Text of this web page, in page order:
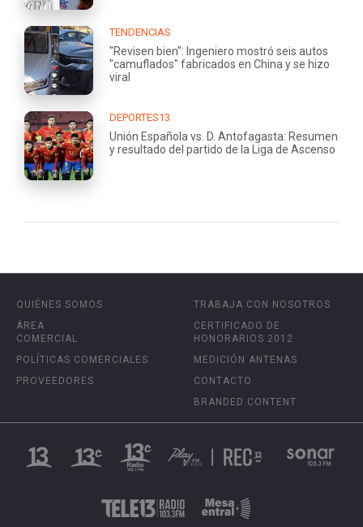
TENDENCIAS
"Revisen bien": Ingeniero mostró seis autos
"camuflados" fabricados en China y se hizo
viral
DEPORTES13
Unión Española vs. D. Antofagasta: Resumen
y resultado del partido de la Liga de Ascenso
QUIÉNES SOMOS
ÁREA
COMERCIAL
POLÍTICAS COMERCIALES
PROVEEDORES
TRABAJA CON NOSOTROS
CERTIFICADO DE
HONORARIOS 2012
MEDICIÓN ANTENAS
CONTACTO
BRANDED CONTENT